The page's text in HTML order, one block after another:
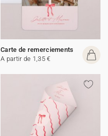
Carte de remerciements
A partir de 1,35 €